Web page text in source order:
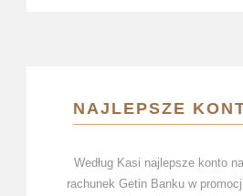
NAJLEPSZE
Według Kasi najlepsze konto
rachunek Getin Banku w